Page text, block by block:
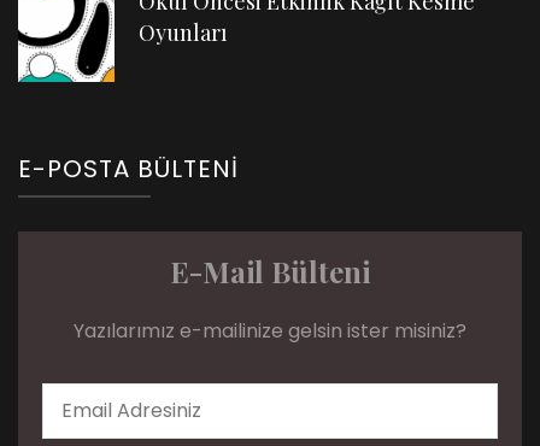
Oyunları
E-POSTA BÜLTENI
E-Mail Bülteni
Yazılarımız e-mailinize gelsin ister misiniz?